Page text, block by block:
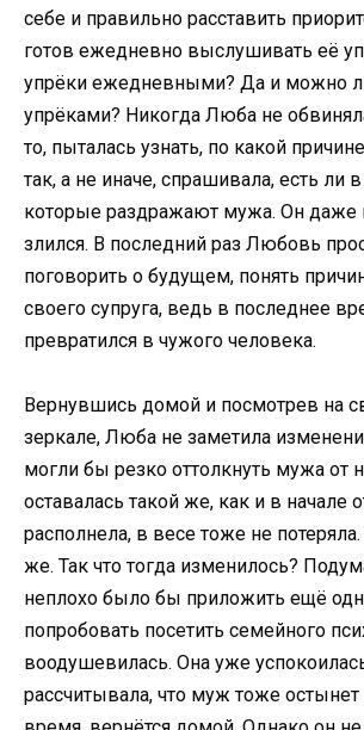
себе и правильно расставить
готов ежедневно выслушивать её
упрёки ежедневными? Да и можно
упрёками? Никогда Люба не
то, пыталась узнать, по какой
так, а не иначе, спрашивала, есть ли
которые раздражают мужа. Он даже
злился. В последний раз Любовь
поговорить о будущем, понять
своего супруга, ведь в последнее
превратился в чужого человека.
Вернувшись домой и посмотрев на
зеркале, Люба не заметила
могли бы резко оттолкнуть мужа от
оставалась такой же, как и в начале
располнела, в весе тоже не
же. Так что тогда изменилось?
неплохо было бы приложить ещё
попробовать посетить семейного
воодушевилась. Она уже
рассчитывала, что муж тоже